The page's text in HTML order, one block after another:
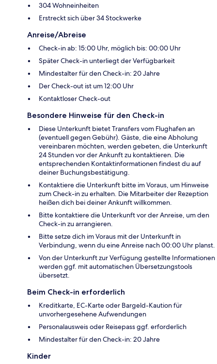
304 Wohneinheiten
Erstreckt sich über 34 Stockwerke
Anreise/Abreise
Check-in ab: 15:00 Uhr, möglich bis: 00:00 Uhr
Später Check-in unterliegt der Verfügbarkeit
Mindestalter für den Check-in: 20 Jahre
Der Check-out ist um 12:00 Uhr
Kontaktloser Check-out
Besondere Hinweise für den Check-in
Diese Unterkunft bietet Transfers vom Flughafen an
(eventuell gegen Gebühr). Gäste, die eine Abholung
vereinbaren möchten, werden gebeten, die Unterkunft
24 Stunden vor der Ankunft zu kontaktieren. Die
entsprechenden Kontaktinformationen findest du auf
deiner Buchungsbestätigung.
Kontaktiere die Unterkunft bitte im Voraus, um Hinweise
zum Check-in zu erhalten. Die Mitarbeiter der Rezeption
heißen dich bei deiner Ankunft willkommen.
Bitte kontaktiere die Unterkunft vor der Anreise, um den
Check-in zu arrangieren.
Bitte setze dich im Voraus mit der Unterkunft in
Verbindung, wenn du eine Anreise nach 00:00 Uhr planst.
Von der Unterkunft zur Verfügung gestellte Informationen
werden ggf. mit automatischen Übersetzungstools
übersetzt.
Beim Check-in erforderlich
Kreditkarte, EC-Karte oder Bargeld-Kaution für
unvorhergesehene Aufwendungen
Personalausweis oder Reisepass ggf. erforderlich
Mindestalter für den Check-in: 20 Jahre
Kinder